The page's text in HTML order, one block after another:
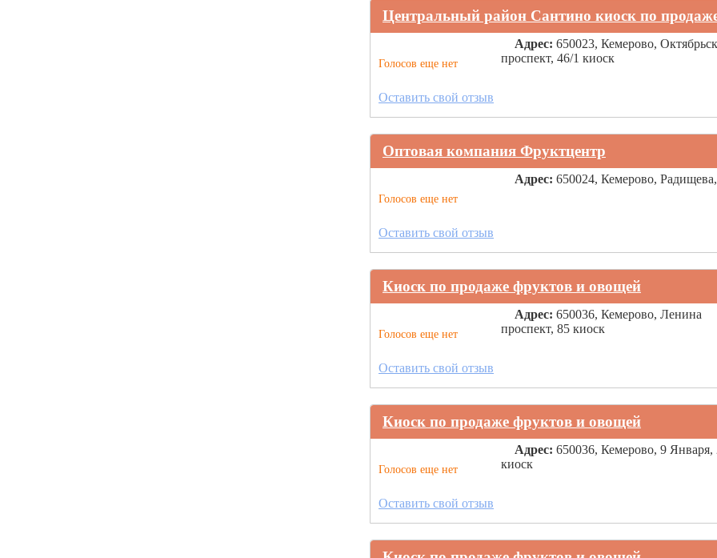
Центральный район Сантино киоск по
Голосов еще нет
Адрес: 650023, Кемерово,
проспект, 46/1 киоск
Оставить свой отзыв
Оптовая компания Фруктцентр
Голосов еще нет
Адрес: 650024, Кемерово,
Оставить свой отзыв
Киоск по продаже фруктов и овощей
Голосов еще нет
Адрес: 650036, Кемерово, Ленина
проспект, 85 киоск
Оставить свой отзыв
Киоск по продаже фруктов и овощей
Голосов еще нет
Адрес: 650036, Кемерово, 9 Января,
киоск
Оставить свой отзыв